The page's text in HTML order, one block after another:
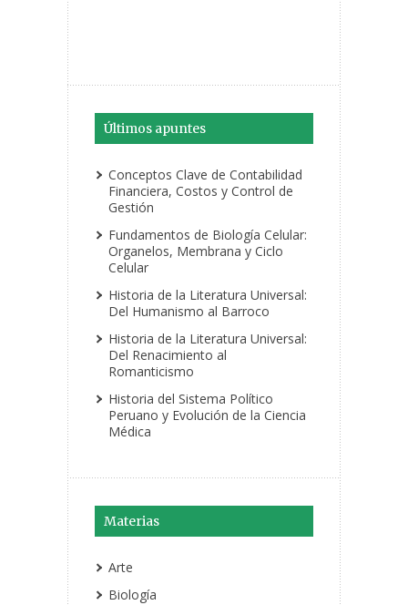
Últimos apuntes
Conceptos Clave de Contabilidad
Financiera, Costos y Control de
Gestión
Fundamentos de Biología Celular:
Organelos, Membrana y Ciclo
Celular
Historia de la Literatura Universal:
Del Humanismo al Barroco
Historia de la Literatura Universal:
Del Renacimiento al
Romanticismo
Historia del Sistema Político
Peruano y Evolución de la Ciencia
Médica
Materias
Arte
Biología